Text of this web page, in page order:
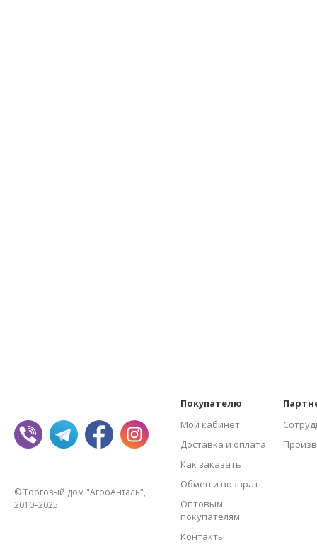
© Торговый дом "АгроАнталь",
2010–2025
Покупателю
Мой кабинет
Доставка и оплата
Как заказать
Обмен и возврат
Оптовым
покупателям
Контакты